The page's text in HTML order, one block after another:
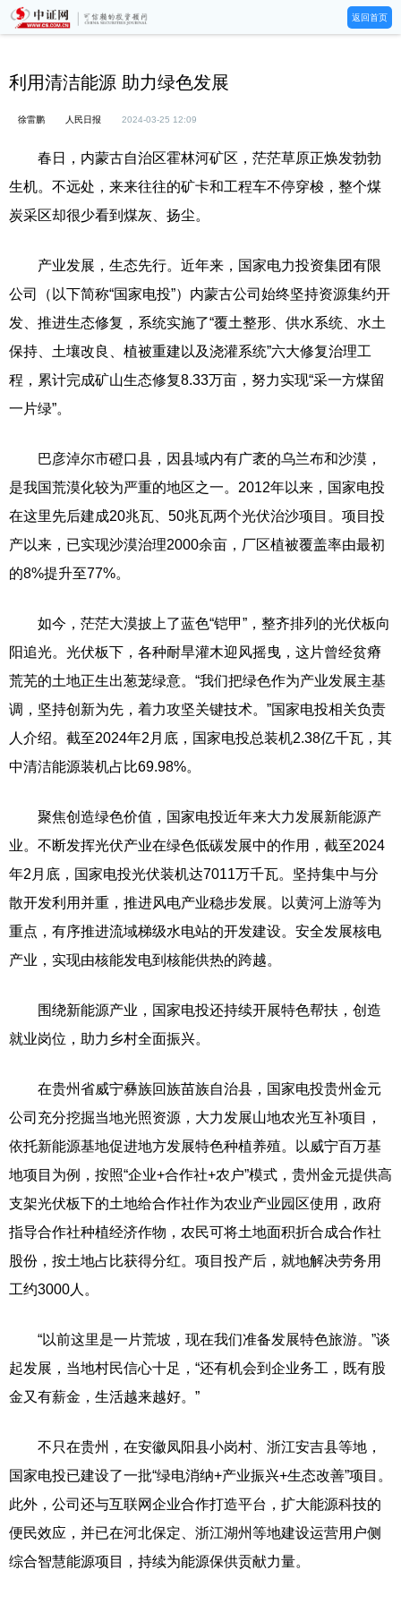
返回首页
利用清洁能源 助力绿色发展
徐雷鹏 人民日报 2024-03-25 12:09
春日，内蒙古自治区霍林河矿区，茫茫草原正焕发勃勃
生机。不远处，来来往往的矿卡和工程车不停穿梭，整个煤
炭采区却很少看到煤灰、扬尘。
产业发展，生态先行。近年来，国家电力投资集团有限
公司（以下简称“国家电投”）内蒙古公司始终坚持资源集约开
发、推进生态修复，系统实施了“覆土整形、供水系统、水土
保持、土壤改良、植被重建以及浇灌系统”六大修复治理工
程，累计完成矿山生态修复8.33万亩，努力实现“采一方煤留
一片绿”。
巴彦淖尔市磴口县，因县域内有广袤的乌兰布和沙漠，
是我国荒漠化较为严重的地区之一。2012年以来，国家电投
在这里先后建成20兆瓦、50兆瓦两个光伏治沙项目。项目投
产以来，已实现沙漠治理2000余亩，厂区植被覆盖率由最初
的8%提升至77%。
如今，茫茫大漠披上了蓝色“铠甲”，整齐排列的光伏板向
阳追光。光伏板下，各种耐旱灌木迎风摇曳，这片曾经贫瘠
荒芜的土地正生出葱茏绿意。“我们把绿色作为产业发展主基
调，坚持创新为先，着力攻坚关键技术。”国家电投相关负责
人介绍。截至2024年2月底，国家电投总装机2.38亿千瓦，其
中清洁能源装机占比69.98%。
聚焦创造绿色价值，国家电投近年来大力发展新能源产
业。不断发挥光伏产业在绿色低碳发展中的作用，截至2024
年2月底，国家电投光伏装机达7011万千瓦。坚持集中与分
散开发利用并重，推进风电产业稳步发展。以黄河上游等为
重点，有序推进流域梯级水电站的开发建设。安全发展核电
产业，实现由核能发电到核能供热的跨越。
围绕新能源产业，国家电投还持续开展特色帮扶，创造
就业岗位，助力乡村全面振兴。
在贵州省威宁彝族回族苗族自治县，国家电投贵州金元
公司充分挖掘当地光照资源，大力发展山地农光互补项目，
依托新能源基地促进地方发展特色种植养殖。以威宁百万基
地项目为例，按照“企业+合作社+农户”模式，贵州金元提供高
支架光伏板下的土地给合作社作为农业产业园区使用，政府
指导合作社种植经济作物，农民可将土地面积折合成合作社
股份，按土地占比获得分红。项目投产后，就地解决劳务用
工约3000人。
“以前这里是一片荒坡，现在我们准备发展特色旅游。”谈
起发展，当地村民信心十足，“还有机会到企业务工，既有股
金又有薪金，生活越来越好。”
不只在贵州，在安徽凤阳县小岗村、浙江安吉县等地，
国家电投已建设了一批“绿电消纳+产业振兴+生态改善”项目。
此外，公司还与互联网企业合作打造平台，扩大能源科技的
便民效应，并已在河北保定、浙江湖州等地建设运营用户侧
综合智慧能源项目，持续为能源保供贡献力量。